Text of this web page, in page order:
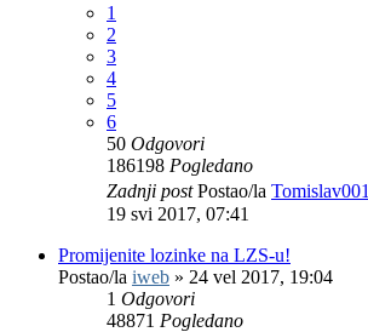
1
2
3
4
5
6
50 Odgovori
186198 Pogledano
Zadnji postPostao/la Tomislav001
19 svi 2017, 07:41
Promijenite lozinke na LZS-u!
Postao/la iweb » 24 vel 2017, 19:04
1 Odgovori
48871 Pogledano